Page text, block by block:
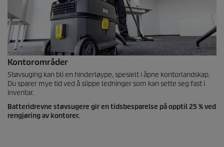
Kontorområder
Støvsuging kan bli en hinderløype, spesielt i åpne kontorlandskap.
Du sparer mye tid ved å slippe ledninger som kan sette seg fast i
inventar.
Batteridrevne støvsugere gir en tidsbesparelse på opptil 25 % ved
rengjøring av kontorer.